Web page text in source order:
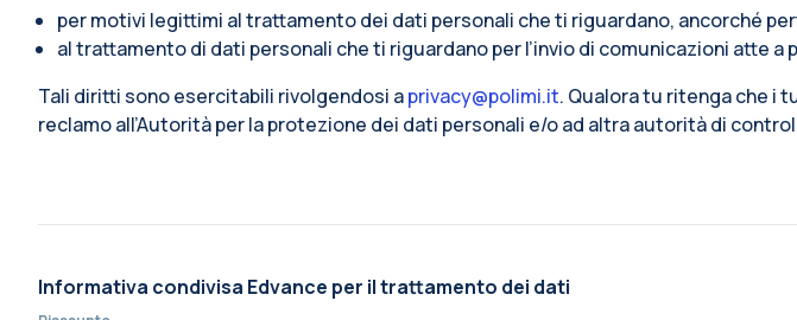
per motivi legittimi al trattamento dei dati personali che ti riguardano, ancorché
al trattamento di dati personali che ti riguardano per l’invio di comunicazioni atte
Tali diritti sono esercitabili rivolgendosi aprivacy@polimi.it. Qualora tu ritenga che i
reclamo all’Autorità per la protezione dei dati personali e/o ad altra autorità di
Informativa condivisa Edvance per il trattamento dei dati